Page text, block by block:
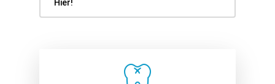
Hier!